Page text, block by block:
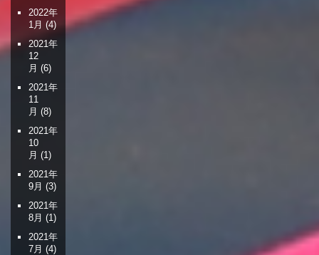
2022年
1月 (4)
2021年
12
月 (6)
2021年
11
月 (8)
2021年
10
月 (1)
2021年
9月 (3)
2021年
8月 (1)
2021年
7月 (4)